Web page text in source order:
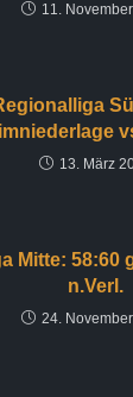
11.
13. März
Mitte: 58:60
n.Verl.
24.